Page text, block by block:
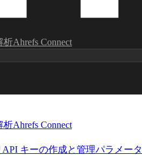
析Ahrefs Connect
析Ahrefs Connect
API キーの作成と管理パラメータ